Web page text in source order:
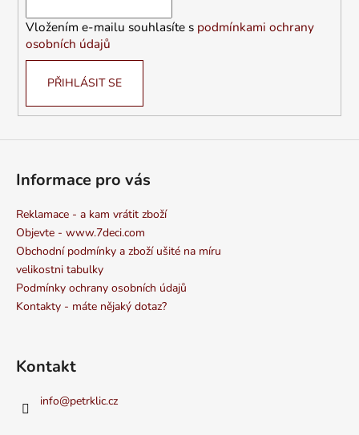
Vložením e-mailu souhlasíte s podmínkami ochrany
osobních údajů
PŘIHLÁSIT SE
Informace pro vás
Reklamace - a kam vrátit zboží
Objevte - www.7deci.com
Obchodní podmínky a zboží ušité na míru
velikostni tabulky
Podmínky ochrany osobních údajů
Kontakty - máte nějaký dotaz?
Kontakt
info@petrklic.cz